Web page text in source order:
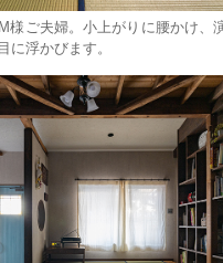
様ご夫婦。小上がりに腰かけ、
に浮かびます。